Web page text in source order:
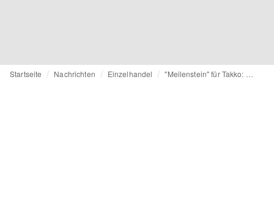
Startseite Nachrichten Einzelhandel